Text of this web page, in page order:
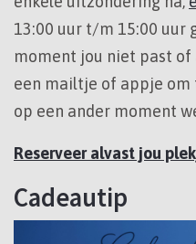
13:00 uur t/m 15:00 uur
moment jou niet past of
een mailtje of appje
op een ander moment
Reserveer alvast jou
Cadeautip